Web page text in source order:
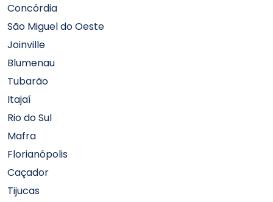
Concórdia
São Miguel do Oeste
Joinville
Blumenau
Tubarão
Itajaí
Rio do Sul
Mafra
Florianópolis
Caçador
Tijucas